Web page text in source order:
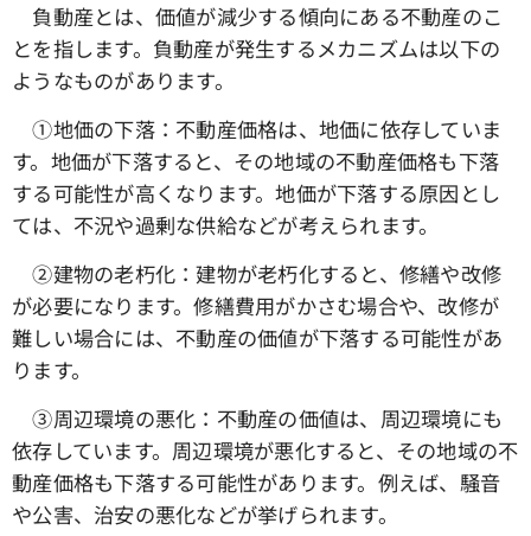
負動産とは、価値が減少する傾向にある不動産のこ
とを指します。負動産が発生するメカニズムは以下の
ようなものがあります。
①地価の下落：不動産価格は、地価に依存していま
す。地価が下落すると、その地域の不動産価格も下落
する可能性が高くなります。地価が下落する原因とし
ては、不況や過剰な供給などが考えられます。
➁建物の老朽化：建物が老朽化すると、修繕や改修
が必要になります。修繕費用がかさむ場合や、改修が
難しい場合には、不動産の価値が下落する可能性があ
ります。
③周辺環境の悪化：不動産の価値は、周辺環境にも
依存しています。周辺環境が悪化すると、その地域の不
動産価格も下落する可能性があります。例えば、騒音
や公害、治安の悪化などが挙げられます。